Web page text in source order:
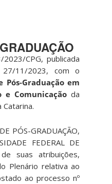
CPG, publicada
11/2023, com o
Graduação em
e Comunicação da
PÓS-GRADUAÇÃO,
FEDERAL DE
suas atribuições,
Plenário relativa ao
ao processo nº